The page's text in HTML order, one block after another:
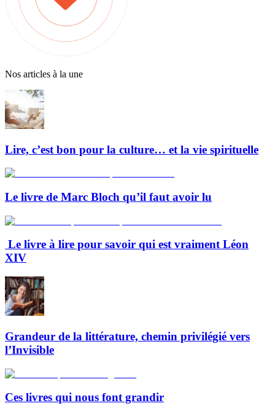
Nos articles à la une
Lire, c’est bon pour la culture… et la vie spirituelle
Le livre de Marc Bloch qu’il faut avoir lu
Le livre à lire pour savoir qui est vraiment Léon
XIV
Grandeur de la littérature, chemin privilégié vers
l’Invisible
Ces livres qui nous font grandir